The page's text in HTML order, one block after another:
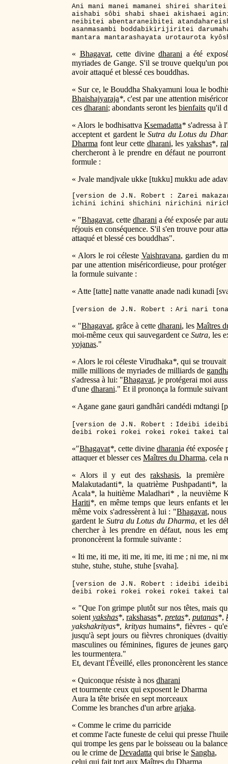
Ani mani manei mamanei shirei
aishabi sôbi shabi shaei akishaei
neibitei abentaraneibitei
asanmasambi boddabikirijiritei
mantara mantarashayata urotaurota
« Bhagavat, cette divine dharani a été
myriades de Gange. S'il se trouve quelqu'un
avoir attaqué et blessé ces bouddhas.
« Sur ce, le Bouddha Shakyamuni loua le
Bhaishajyaraja*, c'est par une attention
ces dharani; abondants seront les bienfaits qu'il
« Alors le bodhisattva Ksemadatta* s'adressa à
acceptent et gardent leSutra du Lotus du
Dharma font leur cette dharani, les yakshas*,
chercheront à le prendre en défaut ne
formule :
« Jvale mandjvale ukke [tukku] mukku ade
[version de J.N. Robert : Zarei
ichini ichini shichini nirichini
« "Bhagavat, cette dharani a été exposée par
réjouis en conséquence. S'il s'en trouve pour
attaqué et blessé ces bouddhas".
« Alors le roi céleste Vaishravana, gardien du
par une attention miséricordieuse, pour
la formule suivante :
« Atte [tatte] natte vanatte anade nadi kunadi
[version de J.N. Robert : Ari nari
« "Bhagavat, grâce à cette dharani, les Maîtres
moi-même ceux qui sauvegardent ce Sutra, les
yojanas."
« Alors le roi céleste Virudhaka*, qui se trouvait
mille millions de myriades de milliards de
s'adressa à lui: "Bhagavat, je protégerai moi
d'une dharani." Et il prononça la formule
« Agane gane gauri gandhâri candédi mdtangi
[version de J.N. Robert : Ideibi
deibi rokei rokei rokei rokei takei
«"Bhagavat*, cette divine dharania été exposée
attaquer et blesser ces Maîtres du Dharma, cela
« Alors il y eut desrakshasis, la
Malakutadanti*, la quatrième Pushpadanti*, la
Acala*, la huitième Maladhari* , la neuvième
Hariti*, en même temps que leurs enfants et
même voix s'adressèrent à lui : "Bhagavat,
gardent le Sutra du Lotus du Dharma, et les
chercher à les prendre en défaut, nous les
prononcèrent la formule suivante :
« Iti me, iti me, iti me, iti me, iti me ; ni me, ni
stuhe, stuhe, stuhe, stuhe [svaha].
[version de J.N. Robert : ideibi
deibi rokei rokei rokei rokei takei
« "Que l'on grimpe plutôt sur nos têtes, mais
soient yakshas*, rakshasas*, pretas*, putanas*,
yakshakrityas*, krityashumains*, fièvres -
jusqu'à sept jours ou fièvres chroniques
masculines ou féminines, figures de jeunes
les tourmentera."
Et, devant l'Éveillé, elles prononcèrent les
« Quiconque résiste à nos dharani
et tourmente ceux qui exposent le Dharma
Aura la tête brisée en sept morceaux
Comme les branches d'un arbre arjaka.
« Comme le crime du parricide
et comme l'acte funeste de celui qui presse l'huile
qui trompe les gens par le boisseau ou la
ou le crime de Devadatta qui brise le Sangha,
celui qui fait tort aux Maîtres du Dharma